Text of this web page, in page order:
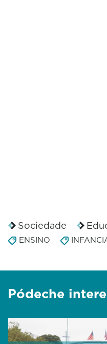
Sociedade
ENSINO
Pódeche